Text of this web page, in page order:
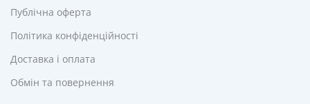
Публічна оферта
Політика конфіденційності
Доставка і оплата
Обмін та повернення